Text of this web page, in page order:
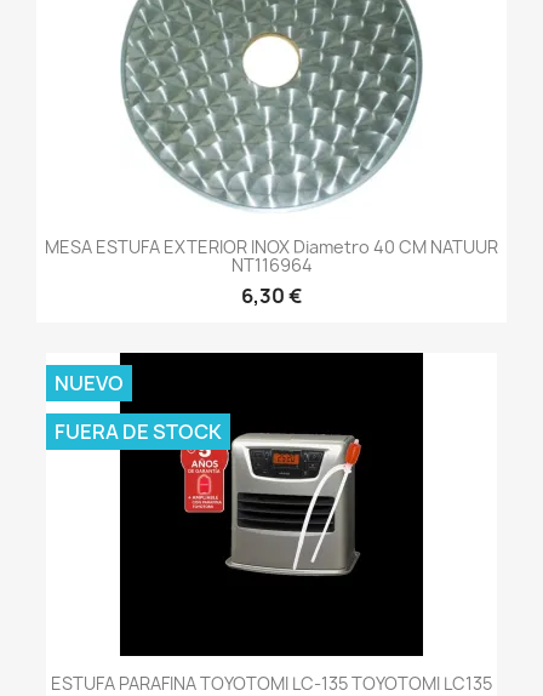
MESA ESTUFA EXTERIOR INOX Diametro 40 CM NATUUR
NT116964
6,30 €
ESTUFA PARAFINA TOYOTOMI LC-135 TOYOTOMI LC135
NUEVO
FUERA DE STOCK